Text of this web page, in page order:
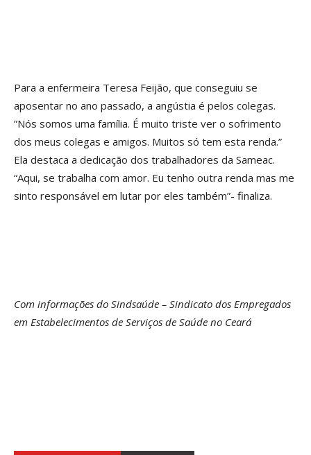
Para a enfermeira Teresa Feijão, que conseguiu se
aposentar no ano passado, a angústia é pelos colegas.
”Nós somos uma família. É muito triste ver o sofrimento
dos meus colegas e amigos. Muitos só tem esta renda.”
Ela destaca a dedicação dos trabalhadores da Sameac.
“Aqui, se trabalha com amor. Eu tenho outra renda mas me
sinto responsável em lutar por eles também”- finaliza.
Com informações do Sindsaúde – Sindicato dos Empregados
em Estabelecimentos de Serviços de Saúde no Ceará